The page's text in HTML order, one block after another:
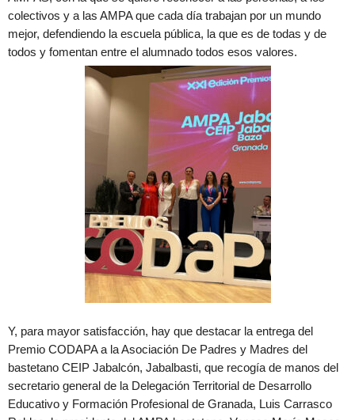
colectivos y a las AMPA que cada día trabajan por un mundo
mejor, defendiendo la escuela pública, la que es de todas y de
todos y fomentan entre el alumnado todos esos valores.
Y, para mayor satisfacción, hay que destacar la entrega del
Premio CODAPA a la Asociación De Padres y Madres del
bastetano CEIP Jabalcón, Jabalbasti, que recogía de manos del
secretario general de la Delegación Territorial de Desarrollo
Educativo y Formación Profesional de Granada, Luis Carrasco